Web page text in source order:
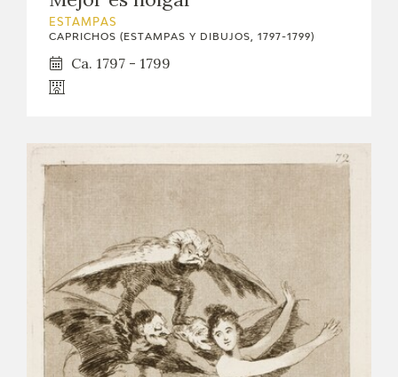
ESTAMPAS
CAPRICHOS (ESTAMPAS Y DIBUJOS, 1797-1799)
Ca. 1797 - 1799